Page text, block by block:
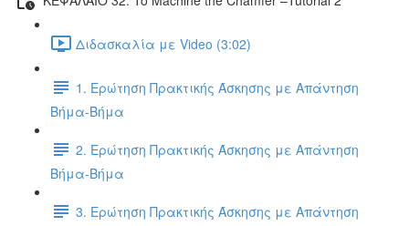
Διδασκαλία με Video (3:02)
1. Ερώτηση Πρακτικής Άσκησης με Απάντηση
Βήμα-Βήμα
2. Ερώτηση Πρακτικής Άσκησης με Απάντηση
Βήμα-Βήμα
3. Ερώτηση Πρακτικής Άσκησης με Απάντηση